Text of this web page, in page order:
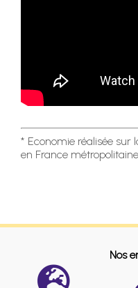
* Economie réalisée sur
en France métropolitaine
Nos